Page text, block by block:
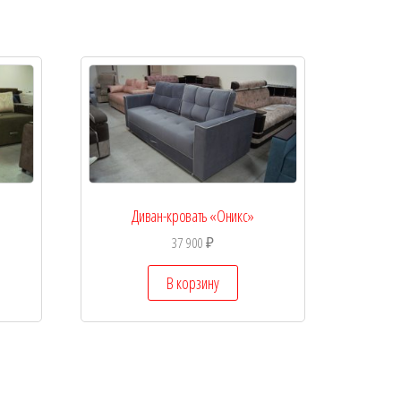
Диван-кровать «Оникс»
37 900₽
В корзину